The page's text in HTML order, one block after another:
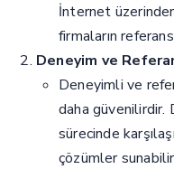
İnternet
firmaların
Deneyim ve
Deneyimli ve
daha güvenilirdir.
sürecinde
çözümler